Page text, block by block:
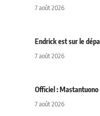
7 août 2026
Endrick est sur le
7 août 2026
Officiel :
7 août 2026